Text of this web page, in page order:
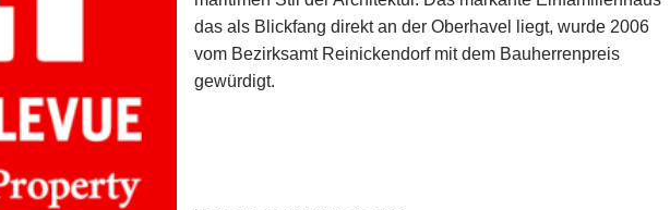
das als Blickfang direkt an der Oberhavel liegt, wurde 2006
vom Bezirksamt Reinickendorf mit dem Bauherrenpreis
gewürdigt.